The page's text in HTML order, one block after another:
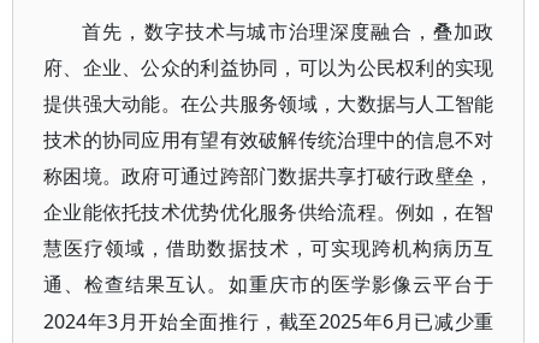
首先，数字技术与城市治理深度融合，叠加政
府、企业、公众的利益协同，可以为公民权利的实现
提供强大动能。在公共服务领域，大数据与人工智能
技术的协同应用有望有效破解传统治理中的信息不对
称困境。政府可通过跨部门数据共享打破行政壁垒，
企业能依托技术优势优化服务供给流程。例如，在智
慧医疗领域，借助数据技术，可实现跨机构病历互
通、检查结果互认。如重庆市的医学影像云平台于
2024年3月开始全面推行，截至2025年6月已减少重